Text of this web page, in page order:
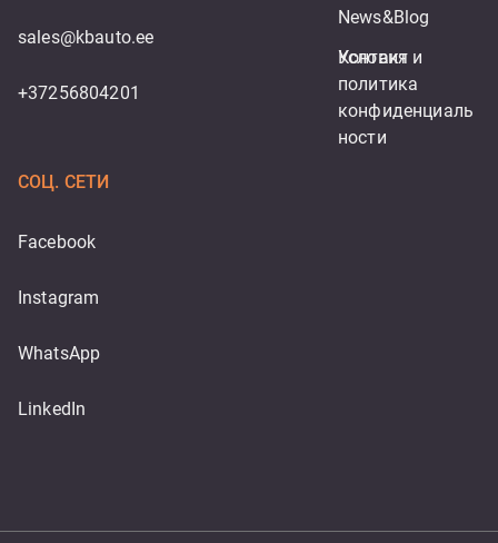
sales@kbauto.ee
+37256804201
News&Blog
Контакт
Условия и
политика
конфиденциаль
ности
СОЦ. СЕТИ
Facebook
Instagram
WhatsApp
LinkedIn